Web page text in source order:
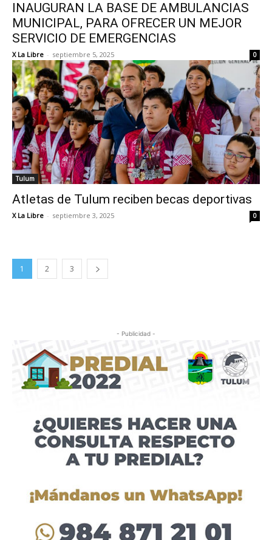
INAUGURAN LA BASE DE AMBULANCIAS
MUNICIPAL, PARA OFRECER UN MEJOR
SERVICIO DE EMERGENCIAS
X La Libre - septiembre 5, 2025 0
Tulum
Atletas de Tulum reciben becas deportivas
X La Libre - septiembre 3, 2025 0
1 2 3
- Publicidad -